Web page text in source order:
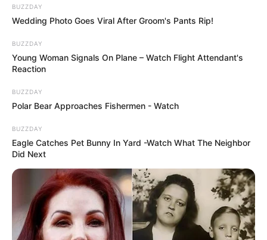
BUZZDAY
Wedding Photo Goes Viral After Groom's Pants Rip!
BUZZDAY
Young Woman Signals On Plane – Watch Flight Attendant's
Reaction
BUZZDAY
Polar Bear Approaches Fishermen - Watch
BUZZDAY
Eagle Catches Pet Bunny In Yard -Watch What The Neighbor
Did Next